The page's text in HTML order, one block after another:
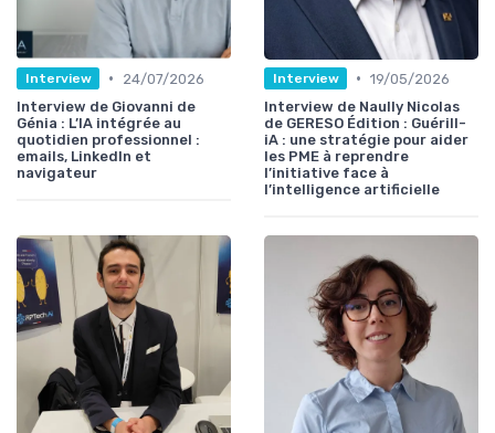
Interview •
24/07/2026
Interview de Giovanni de
Génia : L’IA intégrée au
quotidien professionnel :
emails, LinkedIn et
navigateur
Interview • 19/05/2026
Interview de Naully Nicolas
de GERESO Édition : Guérill-
iA : une stratégie pour aider
les PME à reprendre
l’initiative face à
l’intelligence artificielle